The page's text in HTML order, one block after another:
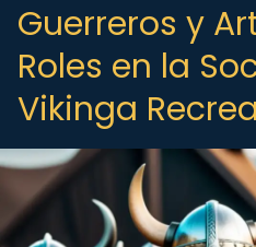
Guerreros y
Roles en la
Vikinga